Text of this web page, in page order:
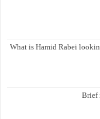
What is Hamid Rabei
Brief